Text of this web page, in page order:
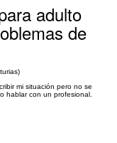
adulto
de
mi situación pero no se
hablar con un profesional.